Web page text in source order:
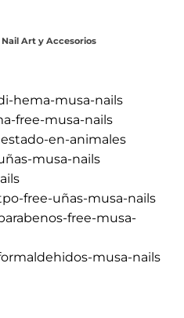
Nail Art y Accesorios